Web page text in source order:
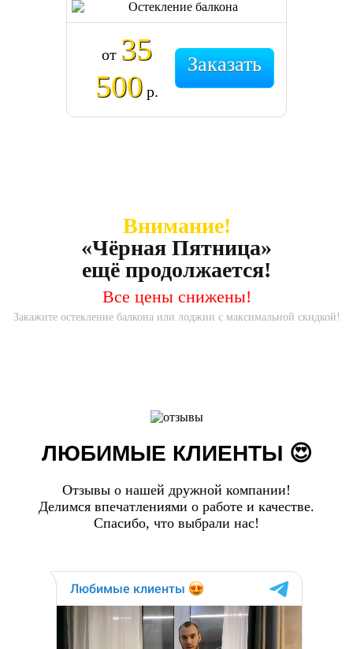
от 35
500 р.
Заказать
Внимание!
«Чёрная Пятница»
ещё продолжается!
Все цены снижены!
Закажите остекление балкона или лоджии с максимальной скидкой!
ЛЮБИМЫЕ КЛИЕНТЫ 😍
Отзывы о нашей дружной компании!
Делимся впечатлениями о работе и качестве.
Спасибо, что выбрали нас!